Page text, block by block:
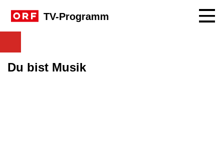
TV-Programm
Du bist Musik